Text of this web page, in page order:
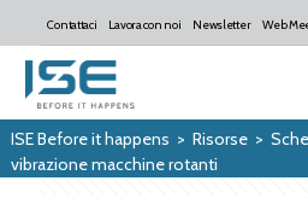
Contattaci Lavora con noi Newsletter Web
ISE Before it happens > Risorse>
vibrazione macchine rotanti